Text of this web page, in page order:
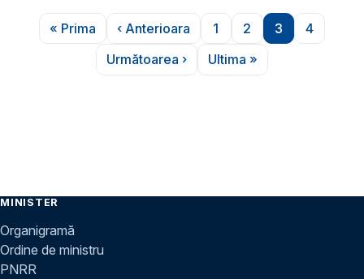
Paginare
Prima pagină
« Prima
Pagina anterioară
‹ Anterioara
Pagina
1
Pagina
2
Pagina
3
Pagina
4
Pagina următoare
Următoarea ›
Ultima pagină
Ultima »
MINISTER
Organigramă
Ordine de ministru
PNRR